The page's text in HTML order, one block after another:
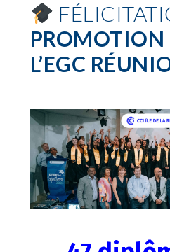
PROMOTION
L’EGC